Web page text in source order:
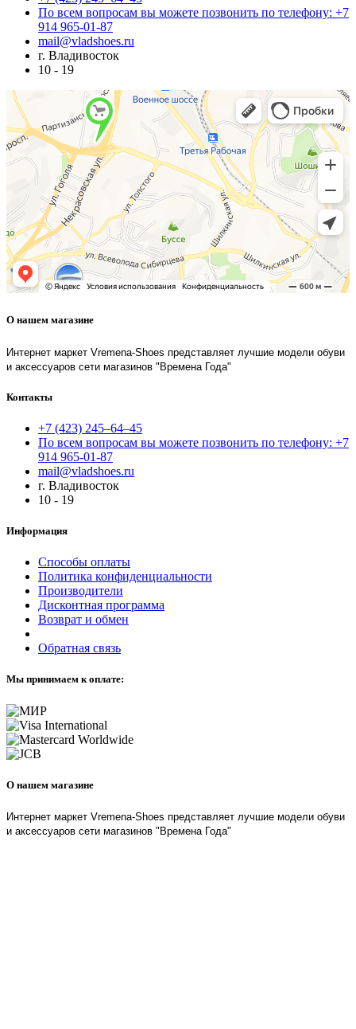
По всем вопросам вы можете позвонить по телефону: +7
914 965-01-87
mail@vladshoes.ru
г. Владивосток
10 - 19
О нашем магазине
Интернет маркет Vremena-Shoes представляет лучшие модели обуви
и аксессуаров сети магазинов "Времена Года"
Контакты
+7 (423) 245–64–45
По всем вопросам вы можете позвонить по телефону: +7
914 965-01-87
mail@vladshoes.ru
г. Владивосток
10 - 19
Информация
Способы оплаты
Политика конфиденциальности
Производители
Дисконтная программа
Возврат и обмен
Обратная связь
Мы принимаем к оплате:
О нашем магазине
Интернет маркет Vremena-Shoes представляет лучшие модели обуви
и аксессуаров сети магазинов "Времена Года"